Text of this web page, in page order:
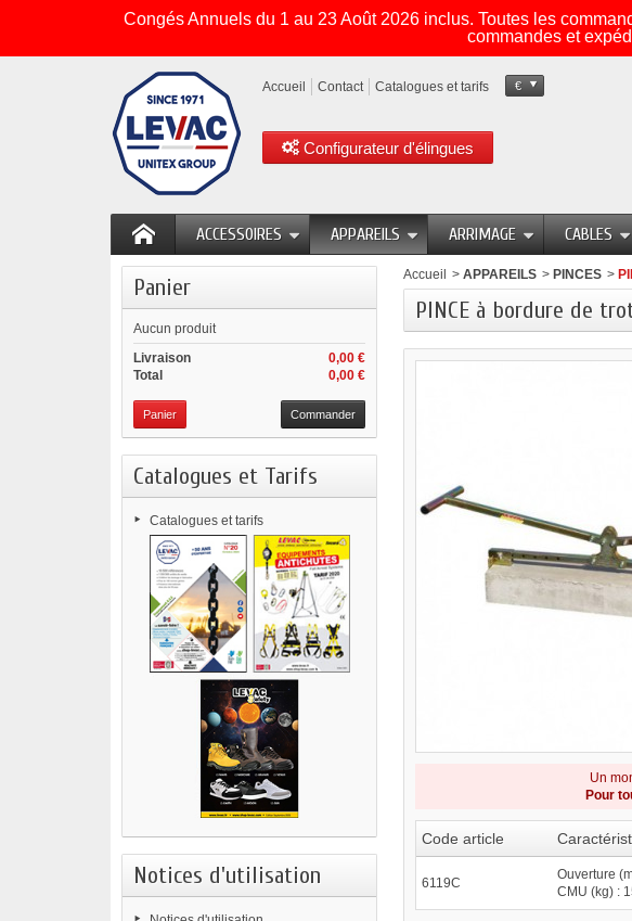
Congés Annuels du 1 au 23 Août 2026 inclus. Toutes les
commandes et
Accueil Contact Catalogues et tarifs
Configurateur d'élingues
€
ACCESSOIRES APPAREILS ARRIMAGE CABLES
Panier
Aucun produit
0,00 €
Livraison
0,00 €
Total
Panier Commander
Catalogues et Tarifs
Catalogues et tarifs
Notices d'utilisation
Accueil > APPAREILS > PINCES >
PINCE à bordure de
Un
Pour
Code article
6119C
Ouverture
CMU (kg) :